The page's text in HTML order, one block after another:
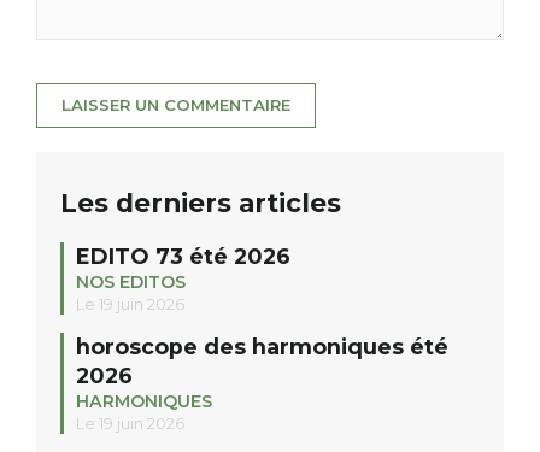
Les derniers articles
EDITO 73 été 2026
NOS EDITOS
Le 19 juin 2026
horoscope des harmoniques été
2026
HARMONIQUES
Le 19 juin 2026